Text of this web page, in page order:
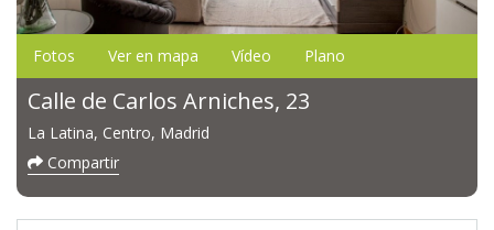
Fotos Ver en mapa Vídeo Plano
Calle de Carlos Arniches, 23
La Latina, Centro, Madrid
Compartir